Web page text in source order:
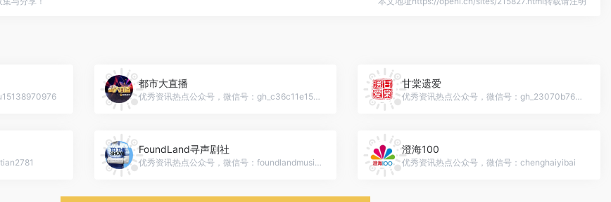
都市大直播
优秀资讯热点公众号，微信号：gh_c36c11e15d71
甘棠遗爱
优秀资讯热点公众号，微信号：gh_23070b769010
FoundLand寻声剧社
优秀资讯热点公众号，微信号：foundlandmusical
澄海100
优秀资讯热点公众号，微信号：chenghaiyibai